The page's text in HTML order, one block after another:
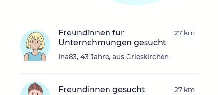
Freundinnen für
Unternehmungen gesucht
Ina83, 43 Jahre, aus Grieskirchen
27 km
Freundinnen gesucht 27 km